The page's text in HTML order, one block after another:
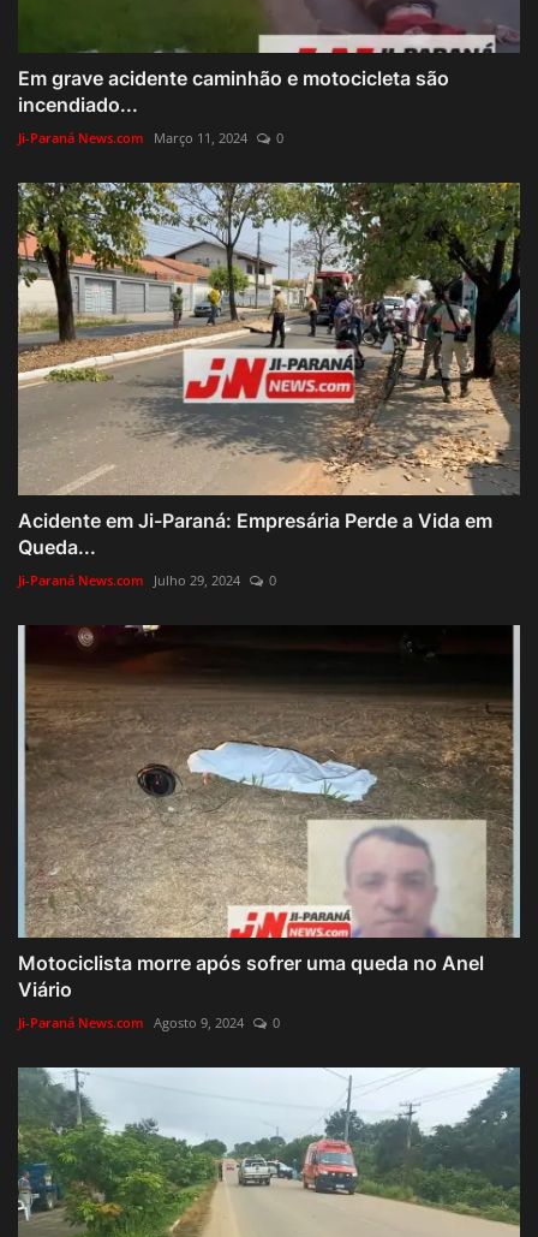
Em grave acidente caminhão e motocicleta são
incendiado...
Ji-Paraná News.com Março 11, 2024 0
Acidente em Ji-Paraná: Empresária Perde a Vida em
Queda...
Ji-Paraná News.com Julho 29, 2024 0
Motociclista morre após sofrer uma queda no Anel
Viário
Ji-Paraná News.com Agosto 9, 2024 0